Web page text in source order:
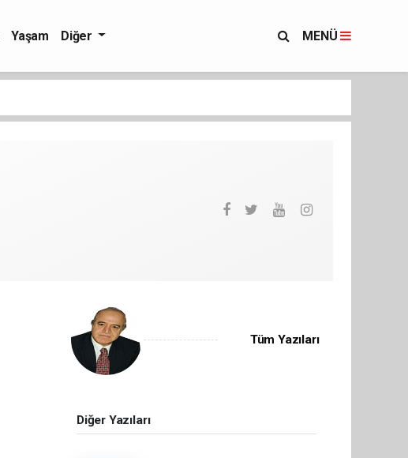
Yaşam Diğer MENÜ
Tüm Yazıları
Diğer Yazıları